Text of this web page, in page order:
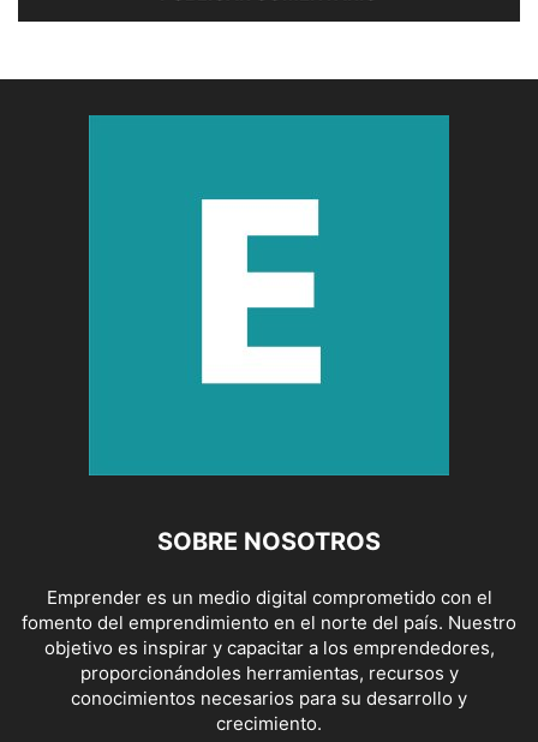
SOBRE NOSOTROS
Emprender es un medio digital comprometido con el
fomento del emprendimiento en el norte del país. Nuestro
objetivo es inspirar y capacitar a los emprendedores,
proporcionándoles herramientas, recursos y
conocimientos necesarios para su desarrollo y
crecimiento.